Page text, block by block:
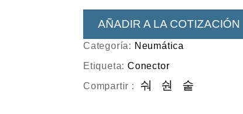
AÑADIR A LA COTIZACIÓN
Categoría: Neumática
Etiqueta:Conector
Compartir :